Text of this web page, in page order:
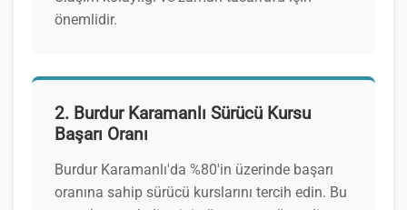
önemlidir.
2. Burdur Karamanlı Sürücü Kursu
Başarı Oranı
Burdur Karamanlı'da %80'in üzerinde başarı
oranına sahip sürücü kurslarını tercih edin. Bu